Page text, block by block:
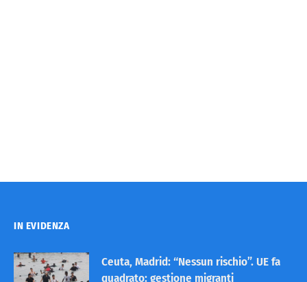
IN EVIDENZA
Ceuta, Madrid: “Nessun rischio”. UE fa
quadrato: gestione migranti